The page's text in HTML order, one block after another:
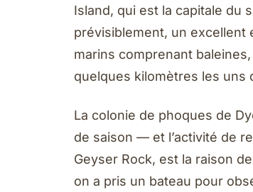
Island, qui est la capitale du
prévisiblement, un excellent
marins comprenant
quelques kilomètres les uns
La colonie de phoques de
de saison — et l’activité de
Geyser Rock, est la raison
on a pris un bateau pour